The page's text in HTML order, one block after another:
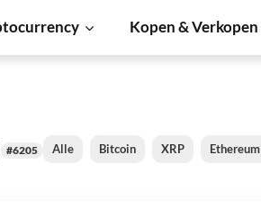
Kopen & Verkopen
#6205 Alle Bitcoin XRP Ethereum